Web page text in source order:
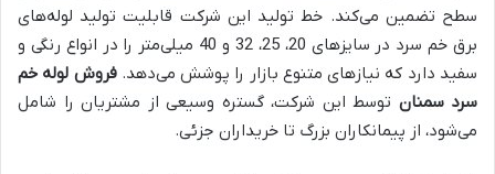
سطح تضمین می‌کند. خط تولید این شرکت قابلیت تولید لوله‌های
برق خم سرد در سایزهای 20، 25، 32 و 40 میلی‌متر را در انواع رنگی و
سفید دارد که نیازهای متنوع بازار را پوشش می‌دهد.فروش لوله خم
سرد سمنان توسط این شرکت، گستره وسیعی از مشتریان را شامل
می‌شود، از پیمانکاران بزرگ تا خریداران جزئی.